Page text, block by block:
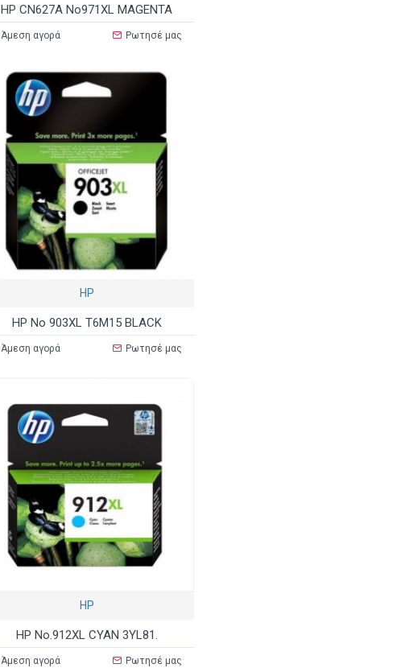
HP CN627A No971XL MAGENTA
Άμεση αγορά Ρωτησέ μας
HP
HP No 903XL T6M15 BLACK
Άμεση αγορά Ρωτησέ μας
HP
HP No.912XL CYAN 3YL81.
Άμεση αγορά Ρωτησέ μας